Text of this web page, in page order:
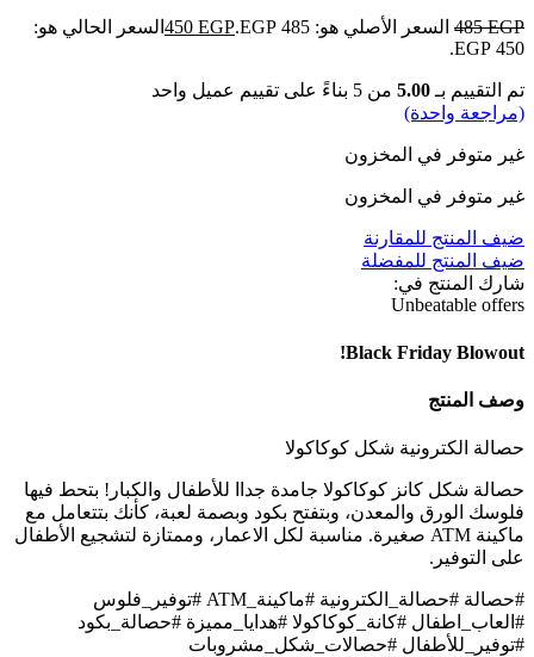
485EGP السعر الأصلي هو: 485 EGP. 450 EGP
السعر الحالي هو:
450 EGP.
تم التقييم بـ5.00 من 5 بناءً على تقييم عميل واحد
(مراجعة واحدة)
غير متوفر في المخزون
غير متوفر في المخزون
ضيف المنتج للمقارنة
ضيف المنتج للمفضلة
شارك المنتج في:
Unbeatable offers
Black Friday Blowout!
وصف المنتج
حصالة الكترونية شكل كوكاكولا
حصالة شكل كانز كوكاكولا جامدة جداا للأطفال والكبار! بتحط فيها
فلوسك الورق والمعدن، وبتفتح بكود وبصمة لعبة، كأنك بتتعامل مع
ماكينة ATM صغيرة. مناسبة لكل الاعمار، وممتازة لتشجيع الأطفال
على التوفير.
#حصالة #حصالة_الكترونية #ماكينة_ATM #توفير_فلوس
#العاب_اطفال #كانة_كوكاكولا #هدايا_مميزة #حصالة_بكود
#توفير_للأطفال #حصالات_شكل_مشروبات